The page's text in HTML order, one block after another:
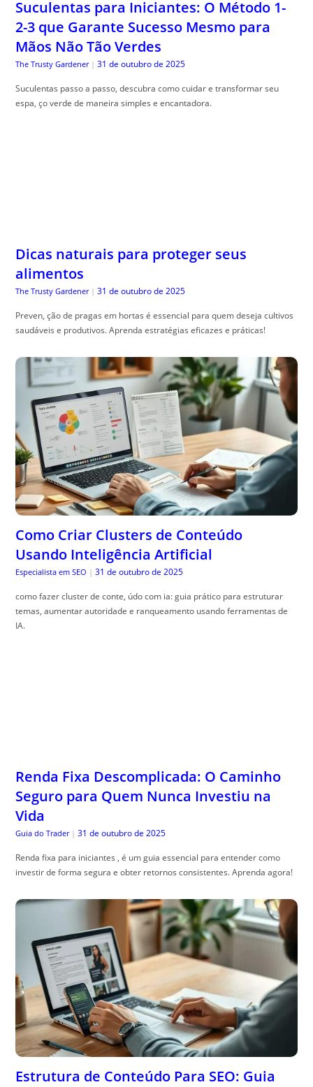
Suculentas para Iniciantes: O Método 1-
2-3 que Garante Sucesso Mesmo para
Mãos Não Tão Verdes
The Trusty Gardener | 31 de outubro de 2025
Suculentas passo a passo, descubra como cuidar e transformar seu
espa, ço verde de maneira simples e encantadora.
Dicas naturais para proteger seus
alimentos
The Trusty Gardener | 31 de outubro de 2025
Preven, ção de pragas em hortas é essencial para quem deseja cultivos
saudáveis e produtivos. Aprenda estratégias eficazes e práticas!
Como Criar Clusters de Conteúdo
Usando Inteligência Artificial
Especialista em SEO | 31 de outubro de 2025
como fazer cluster de conte, údo com ia: guia prático para estruturar
temas, aumentar autoridade e ranqueamento usando ferramentas de
IA.
Renda Fixa Descomplicada: O Caminho
Seguro para Quem Nunca Investiu na
Vida
Guia do Trader | 31 de outubro de 2025
Renda fixa para iniciantes , é um guia essencial para entender como
investir de forma segura e obter retornos consistentes. Aprenda agora!
Estrutura de Conteúdo Para SEO: Guia